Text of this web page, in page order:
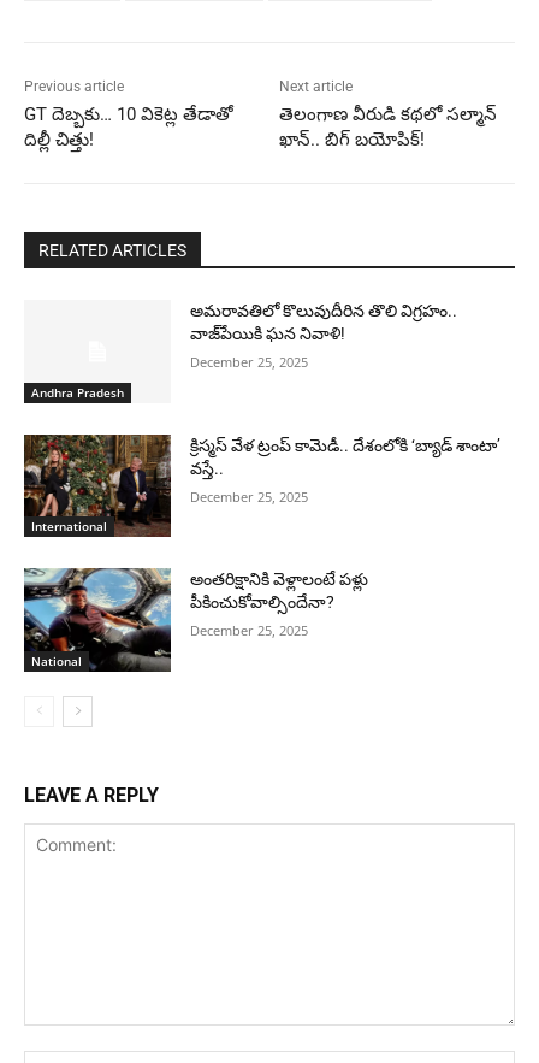
Previous article
GT దెబ్బకు… 10 వికెట్ల తేడాతో
దిల్లీ చిత్తు!
Next article
తెలంగాణ వీరుడి కథలో సల్మాన్
ఖాన్.. బిగ్ బయోపిక్!
RELATED ARTICLES
Andhra Pradesh
అమరావతిలో కొలువుదీరిన తొలి విగ్రహం..
వాజ్‌పేయికి ఘన నివాళి!
December 25, 2025
International
క్రిస్మస్ వేళ ట్రంప్ కామెడీ.. దేశంలోకి ‘బ్యాడ్ శాంటా’
వస్తే..
December 25, 2025
National
అంతరిక్షానికి వెళ్లాలంటే పళ్లు
పీకించుకోవాల్సిందేనా?
December 25, 2025
LEAVE A REPLY